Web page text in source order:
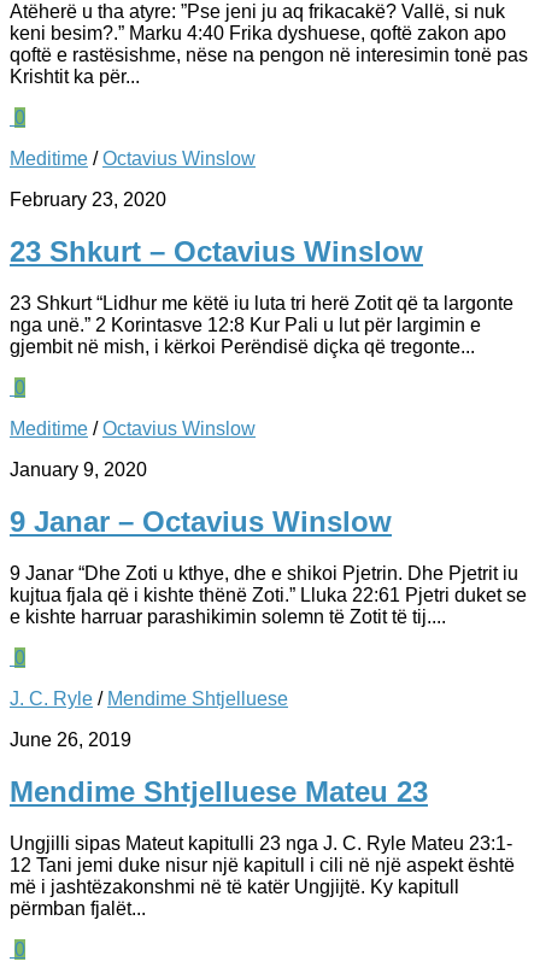
Atëherë u tha atyre: ”Pse jeni ju aq frikacakë? Vallë, si nuk
keni besim?.” Marku‬ ‭4:40‬ Frika dyshuese, qoftë zakon apo
qoftë e rastësishme, nëse na pengon në interesimin tonë pas
Krishtit ka për...
0
Meditime /Octavius Winslow
February 23, 2020
23 Shkurt – Octavius Winslow
23 Shkurt “Lidhur me këtë iu luta tri herë Zotit që ta largonte
nga unë.” 2 Korintasve‬ ‭12:8 Kur Pali u lut për largimin e
gjembit në mish, i kërkoi Perëndisë diçka që tregonte...
0
Meditime /Octavius Winslow
January 9, 2020
9 Janar – Octavius Winslow
9 Janar “Dhe Zoti u kthye, dhe e shikoi Pjetrin. Dhe Pjetrit iu
kujtua fjala që i kishte thënë Zoti.” Lluka 22:61 Pjetri duket se
e kishte harruar parashikimin solemn të Zotit të tij....
0
J. C. Ryle / Mendime Shtjelluese
June 26, 2019
Mendime Shtjelluese Mateu 23
Ungjilli sipas Mateut kapitulli 23 nga J. C. Ryle Mateu 23:1-
12 Tani jemi duke nisur një kapitull i cili në një aspekt është
më i jashtëzakonshmi në të katër Ungjijtë. Ky kapitull
përmban fjalët...
0